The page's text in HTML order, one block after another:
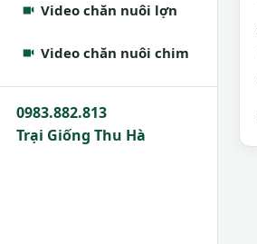
Video chăn nuôi lợn
Video chăn nuôi chim
0983.882.813
Trại Giống Thu Hà